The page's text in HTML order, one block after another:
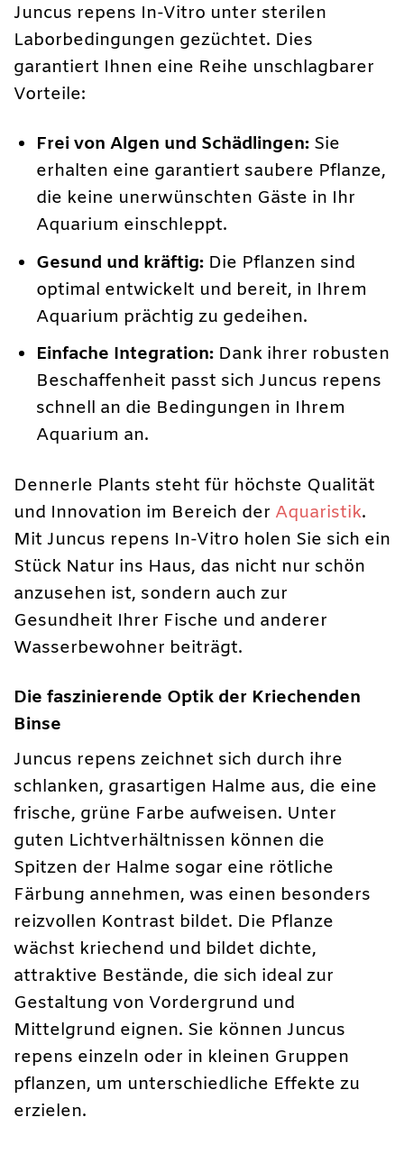
Juncus repens In-Vitro unter sterilen
Laborbedingungen gezüchtet. Dies
garantiert Ihnen eine Reihe unschlagbarer
Vorteile:
Frei von Algen und Schädlingen: Sie
erhalten eine garantiert saubere Pflanze,
die keine unerwünschten Gäste in Ihr
Aquarium einschleppt.
Gesund und kräftig: Die Pflanzen sind
optimal entwickelt und bereit, in Ihrem
Aquarium prächtig zu gedeihen.
Einfache Integration: Dank ihrer robusten
Beschaffenheit passt sich Juncus repens
schnell an die Bedingungen in Ihrem
Aquarium an.
Dennerle Plants steht für höchste Qualität
und Innovation im Bereich der Aquaristik.
Mit Juncus repens In-Vitro holen Sie sich ein
Stück Natur ins Haus, das nicht nur schön
anzusehen ist, sondern auch zur
Gesundheit Ihrer Fische und anderer
Wasserbewohner beiträgt.
Die faszinierende Optik der Kriechenden
Binse
Juncus repens zeichnet sich durch ihre
schlanken, grasartigen Halme aus, die eine
frische, grüne Farbe aufweisen. Unter
guten Lichtverhältnissen können die
Spitzen der Halme sogar eine rötliche
Färbung annehmen, was einen besonders
reizvollen Kontrast bildet. Die Pflanze
wächst kriechend und bildet dichte,
attraktive Bestände, die sich ideal zur
Gestaltung von Vordergrund und
Mittelgrund eignen. Sie können Juncus
repens einzeln oder in kleinen Gruppen
pflanzen, um unterschiedliche Effekte zu
erzielen.